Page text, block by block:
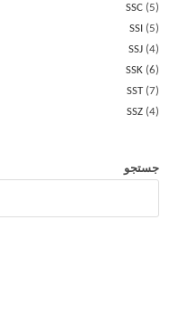
SSC
5
SSI
5
SSJ 4
SSK 6
SST 7
SSZ 4
جستجو